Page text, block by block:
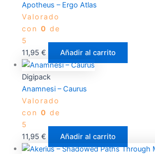
Apotheus – Ergo Atlas
Valorado
con 0 de
5
11,95 € Añadir al carrito
Digipack
Anamnesi – Caurus
Valorado
con 0 de
5
11,95 € Añadir al carrito